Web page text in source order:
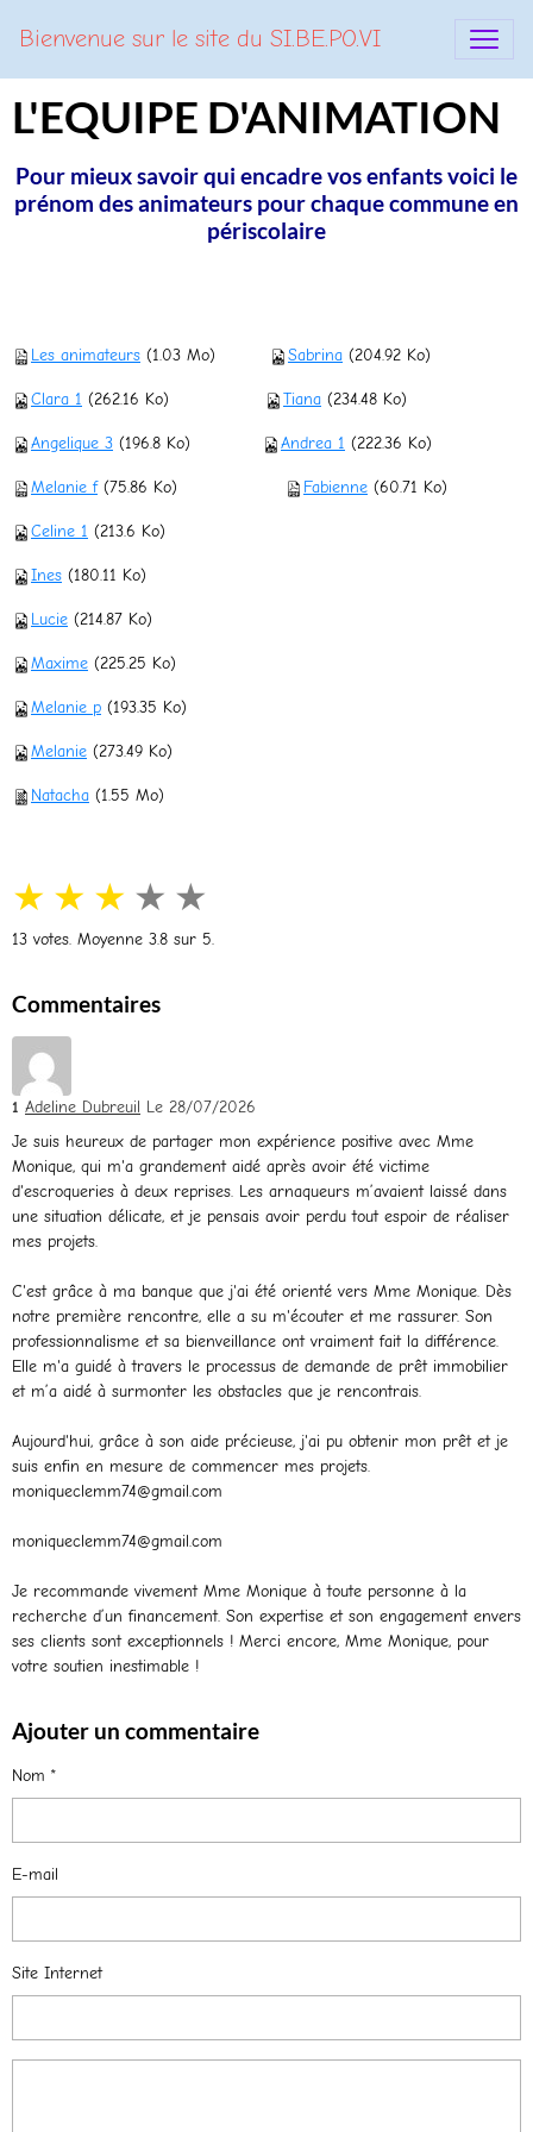
Bienvenue sur le site du SI.BE.PO.VI
L'EQUIPE D'ANIMATION
Pour mieux savoir qui encadre vos enfants voici le
prénom des animateurs pour chaque commune en
périscolaire
Les animateurs (1.03 Mo) Sabrina (204.92 Ko)
Clara 1 (262.16 Ko) Tiana (234.48 Ko)
Angelique 3 (196.8 Ko) Andrea 1 (222.36 Ko)
Melanie f(75.86 Ko) Fabienne (60.71 Ko)
Celine 1 (213.6 Ko)
Ines (180.11 Ko)
Lucie (214.87 Ko)
Maxime (225.25 Ko)
Melanie p (193.35 Ko)
Melanie (273.49 Ko)
Natacha (1.55 Mo)
★ ★ ★ ★ ★
13 votes. Moyenne 3.8 sur 5.
Commentaires
1 Adeline Dubreuil Le 28/07/2026
Je suis heureux de partager mon expérience positive avec Mme
Monique, qui m'a grandement aidé après avoir été victime
d'escroqueries à deux reprises. Les arnaqueurs m’avaient laissé dans
une situation délicate, et je pensais avoir perdu tout espoir de réaliser
mes projets.
C'est grâce à ma banque que j'ai été orienté vers Mme Monique. Dès
notre première rencontre, elle a su m'écouter et me rassurer. Son
professionnalisme et sa bienveillance ont vraiment fait la différence.
Elle m'a guidé à travers le processus de demande de prêt immobilier
et m’a aidé à surmonter les obstacles que je rencontrais.
Aujourd'hui, grâce à son aide précieuse, j'ai pu obtenir mon prêt et je
suis enfin en mesure de commencer mes projets.
moniqueclemm74@gmail.com
moniqueclemm74@gmail.com
Je recommande vivement Mme Monique à toute personne à la
recherche d’un financement. Son expertise et son engagement envers
ses clients sont exceptionnels ! Merci encore, Mme Monique, pour
votre soutien inestimable !
Ajouter un commentaire
Nom
E-mail
Site Internet